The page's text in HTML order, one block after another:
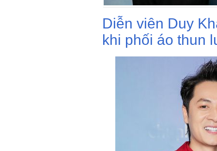
Diễn viên Duy
khi phối áo thun